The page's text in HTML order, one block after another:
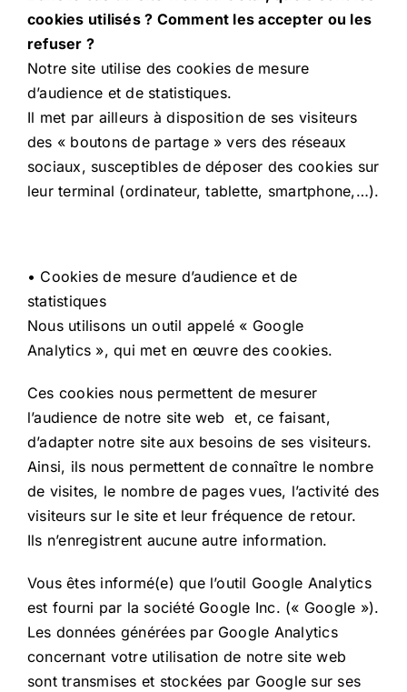
cookies utilisés ? Comment les accepter ou les
refuser ?
Notre site utilise des cookies de mesure
d’audience et de statistiques.
Il met par ailleurs à disposition de ses visiteurs
des « boutons de partage » vers des réseaux
sociaux, susceptibles de déposer des cookies sur
leur terminal (ordinateur, tablette, smartphone,…).
• Cookies de mesure d’audience et de
statistiques
Nous utilisons un outil appelé « Google
Analytics », qui met en œuvre des cookies.
Ces cookies nous permettent de mesurer
l’audience de notre site web et, ce faisant,
d’adapter notre site aux besoins de ses visiteurs.
Ainsi, ils nous permettent de connaître le nombre
de visites, le nombre de pages vues, l’activité des
visiteurs sur le site et leur fréquence de retour.
Ils n’enregistrent aucune autre information.
Vous êtes informé(e) que l’outil Google Analytics
est fourni par la société Google Inc. (« Google »).
Les données générées par Google Analytics
concernant votre utilisation de notre site web
sont transmises et stockées par Google sur ses